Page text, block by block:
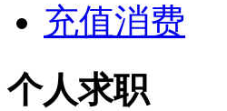
充值消费
个人求职